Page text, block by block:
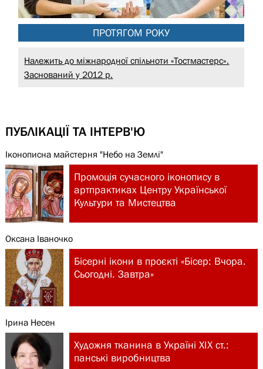
ПРОТЯГОМ РОКУ
Належить до міжнародної спільноти «Тостмастерс».
Заснований у 2012 р.
ПУБЛІКАЦІЇ ТА ІНТЕРВ'Ю
Іконописна майстерня "Небо на Землі"
Промоція сучасного іконопису в
артпрактиках Центру Української
Культури та Мистецтва
Оксана Іваночко
Бісерні ікони в проєкті «Бісер: Вчора.
Сьогодні. Завтра»
Ірина Несен
Художня тканина в Україні ХІХ ст.:
панські виробництва